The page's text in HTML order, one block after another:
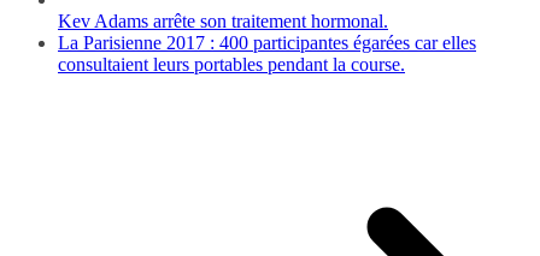
Kev Adams arrête son traitement hormonal.
La Parisienne 2017 : 400 participantes égarées car elles
consultaient leurs portables pendant la course.